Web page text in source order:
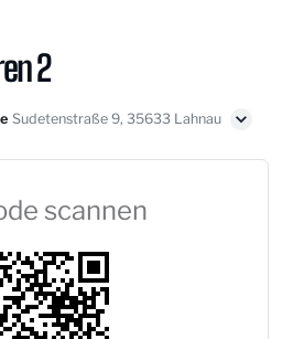
2
Sudetenstraße 9, 35633 Lahnau
scannen